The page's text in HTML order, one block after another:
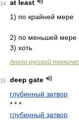
14
at least
1) по крайней мере
2) по меньшей мере
3) хоть
Англо-русский
15
deep gate
глубинный затвор
* * *
глубинный затвор